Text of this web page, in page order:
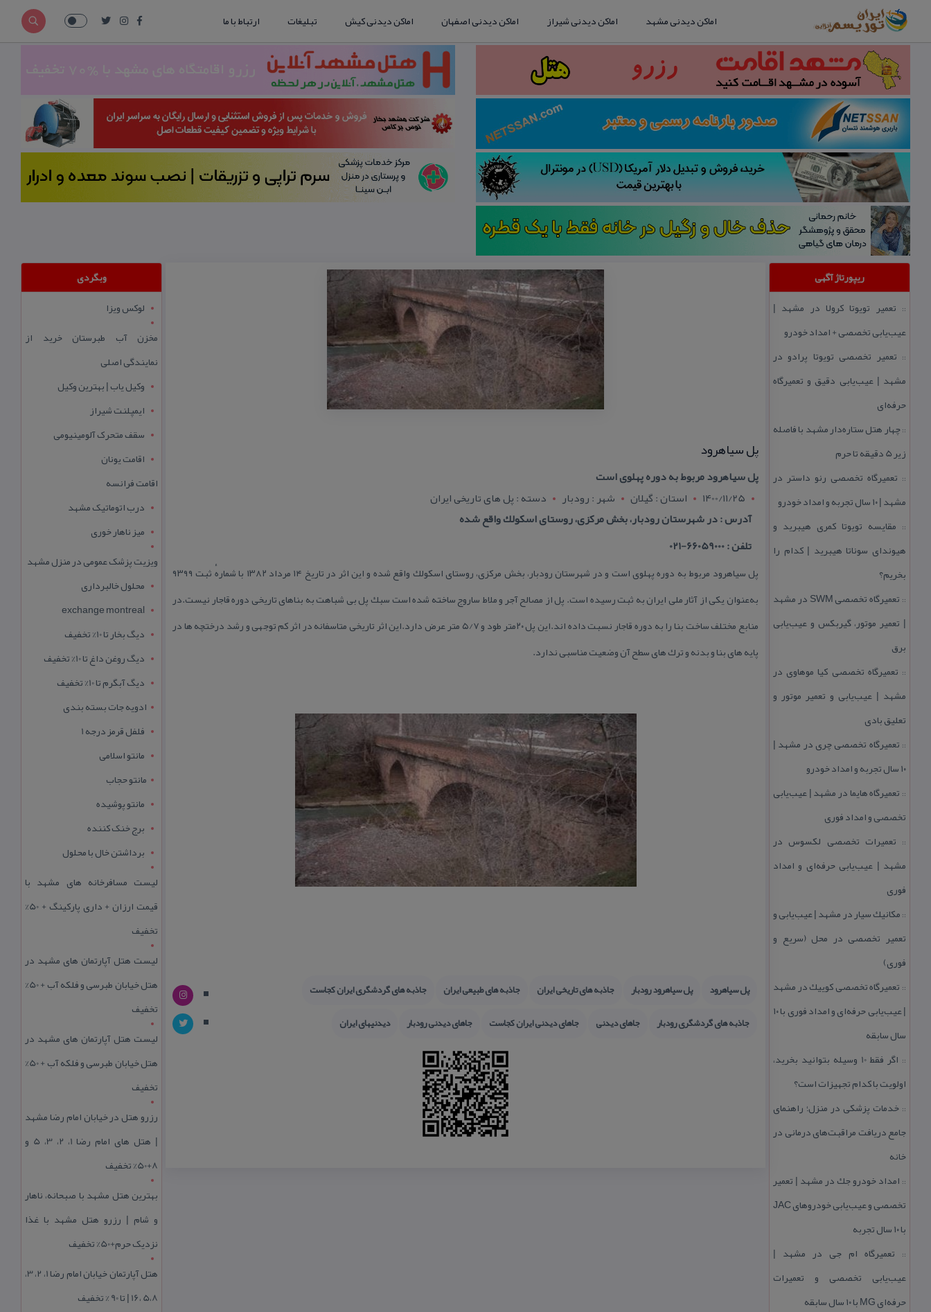
اماکن دیدنی مشهد اماکن دیدنی شیراز اماکن دیدنی اصفهان اماکن دیدنی کیش تبلیغات ارتباط با ما
ریپورتاژ آگهی
:: تعمیر تویوتا كرولا در مشهد |
عیب‌یابی تخصصی + امداد خودرو
:: تعمیر تخصصی تویوتا پرادو در
مشهد | عیب‌یابی دقیق و تعمیرگاه
حرفه‌ای
::چهار هتل‌ ستاره‌دار مشهد با فاصله
زیر 5 دقیقه تا حرم
:: تعمیرگاه تخصصی رنو داستر در
مشهد | ۱۰ سال تجربه و امداد خودرو
:: مقایسه تویوتا كمری هیبرید و
هیوندای سوناتا هیبرید | كدام را
بخریم؟
::
تعمیرگاه تخصصی SWM در مشهد
| تعمیر موتور، گیربكس و عیب‌یابی
برق
:: تعمیرگاه تخصصی كیا موهاوی در
مشهد | عیب‌یابی و تعمیر موتور و
تعلیق بادی
:: تعمیرگاه تخصصی چری در مشهد |
۱۰ سال تجربه و امداد خودرو
:: تعمیرگاه هایما در مشهد | عیب‌یابی
تخصصی و امداد فوری
:: تعمیرات تخصصی لكسوس در
مشهد | عیب‌یابی حرفه‌ای و امداد
فوری
:: مكانیك سیار در مشهد | عیب‌یابی و
تعمیر تخصصی در محل (سریع و
فوری)
:: تعمیرگاه تخصصی كوییك در مشهد
| عیب‌یابی حرفه‌ای و امداد فوری با ۱۰
سال سابقه
::
اگر فقط 10 وسیله بتوانید بخرید،
اولویت با كدام تجهیزات است؟
:: خدمات پزشكی در منزل؛ راهنمای
جامع دریافت مراقبت‌های درمانی در
خانه
:: امداد خودرو جك در مشهد | تعمیر
تخصصی و عیب‌یابی خودروهای JAC
با ۱۰ سال تجربه
:: تعمیرگاه ام جی در مشهد |
عیب‌یابی تخصصی و تعمیرات
حرفه‌ای MG با ۱۰ سال سابقه
پل سیاهرود
پل سیاهرود مربوط به دوره پهلوی است
1400/11/25
استان : گيلان شهر : رودبار
دسته : پل های تاریخی ایران
آدرس : در شهرستان رودبار، بخش مركزی، روستای اسكولك واقع شده
تلفن : 66059000-021
پل سیاهرود مربوط به دوره پهلوی است و در شهرستان رودبار، بخش مركزی، روستای اسكولك واقع شده و این اثر در تاریخ ۱۴ مرداد ۱۳۸۲ با شمارهٔ ثبت ۹۳۹۹
به‌عنوان یكی از آثار ملی ایران به ثبت رسیده است. پل از مصالح آجر و ملاط ساروج ساخته شده است سبك پل بی شباهت به بناهای تاریخی دوره قاجار نیست.در
منابع مختلف ساخت بنا را به دوره قاجار نسبت داده اند.این پل ۲۰متر طود و ۵/۷ متر عرض دارد.این اثر تاریخی متاسفانه در اثر كم توجهی و رشد درختچه ها در
پایه های بنا و بدنه و ترك های سطح آن وضعیت مناسبی ندارد.
پل سیاهرود پل سیاهرود رودبار جاذبه های تاریخی ایران جاذبه های طبیعی ایران
جاذبه های گردشگری ایران كجاست
جاذبه های گردشگری رودبار
جاهای دیدنی جاهای دیدنی ایران كجاست جاهای دیدنی رودبار دیدنیهای ایران
وبگردی
لوکس ویزا
مخزن آب طبرستان خرید از
نمایندگی اصلی
وکیل یاب | بهترین وکیل
ایمپلنت شیراز
سقف متحرک آلومینیومی
اقامت یونان
اقامت فرانسه
درب اتوماتیک مشهد
میز ناهار خوری
ویزیت پزشک عمومی در منزل مشهد
محلول خالبرداری
exchange montreal
دیگ بخار تا 10% تخفیف
دیگ روغن داغ تا 10% تخفیف
دیگ آبگرم تا 10% تخفیف
ادویه جات بسته بندی
فلفل قرمز درجه 1
مانتو اسلامی
مانتو حجاب
مانتو پوشیده
برج خنک کننده
برداشتن خال با محلول
لیست مسافرخانه های مشهد با
قیمت ارزان + داری پارکینگ + 50%
تخفیف
لیست هتل آپارتمان های مشهد در
هتل خیابان طبرسی و فلکه آب + 50%
تخفیف
لیست هتل آپارتمان های مشهد در
هتل خیابان طبرسی و فلکه آب + 50%
تخفیف
رزرو هتل در خیابان امام رضا مشهد
| هتل‌ های امام رضا 1، 2، 3، 5 و
8+50% تخفیف
بهترین هتل مشهد با صبحانه، ناهار
و شام | رزرو هتل مشهد با غذا
نزدیک حرم+50% تخفیف
هتل آپارتمان خیابان امام رضا 1، 2، 3،
5،8 ،16 | تا 90 % تخفیف